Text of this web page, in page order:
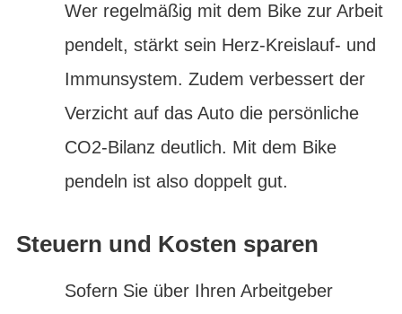
Wer regelmäßig mit dem Bike zur Arbeit
pendelt, stärkt sein Herz-Kreislauf- und
Immunsystem. Zudem verbessert der
Verzicht auf das Auto die persönliche
CO2-Bilanz deutlich. Mit dem Bike
pendeln ist also doppelt gut.
Steuern und Kosten sparen
Sofern Sie über Ihren Arbeitgeber